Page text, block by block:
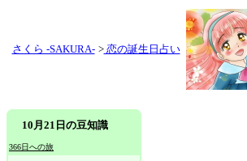
さくら -SAKURA- >恋の誕生日占い
10月21日の豆知識
366日への旅